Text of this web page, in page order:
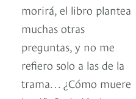
morirá, el libro plantea
muchas otras
preguntas, y no me
refiero solo a las de la
trama… ¿Cómo muere